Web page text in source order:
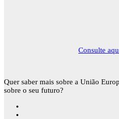
Consulte
Quer saber mais sobre a União
sobre o seu futuro?